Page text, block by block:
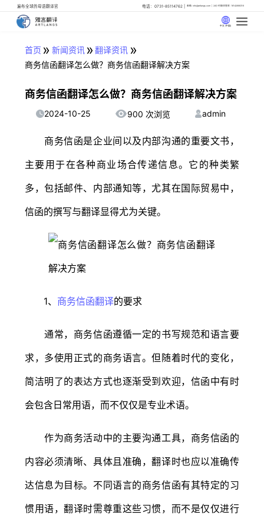
遍布全球的母语翻译官 电话：0731-85114762 邮箱: info@artlangs.com 24小时翻译管家: 18142666316
中文 (中国)
首页 » 新闻资讯» 翻译资讯 »
商务信函翻译怎么做？商务信函翻译解决方案
商务信函翻译怎么做？商务信函翻译解决方案
2024-10-25 900 次浏览 admin
商务信函是企业间以及内部沟通的重要文书，
主要用于在各种商业场合传递信息。它的种类繁
多，包括邮件、内部通知等，尤其在国际贸易中，
信函的撰写与翻译显得尤为关键。
1、 商务信函翻译的要求
通常，商务信函遵循一定的书写规范和语言要
求，多使用正式的商务语言。但随着时代的变化，
简洁明了的表达方式也逐渐受到欢迎，信函中有时
会包含日常用语，而不仅仅是专业术语。
作为商务活动中的主要沟通工具，商务信函的
内容必须清晰、具体且准确，翻译时也应以准确传
达信息为目标。不同语言的商务信函有其特定的习
惯用语，翻译时需尊重这些习惯，而不是仅仅进行